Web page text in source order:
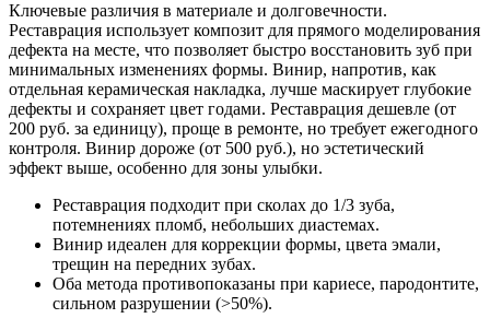
Ключевые различия в материале и долговечности.
Реставрация использует композит для прямого моделирования
дефекта на месте, что позволяет быстро восстановить зуб при
минимальных изменениях формы. Винир, напротив, как
отдельная керамическая накладка, лучше маскирует глубокие
дефекты и сохраняет цвет годами. Реставрация дешевле (от
200 руб. за единицу), проще в ремонте, но требует ежегодного
контроля. Винир дороже (от 500 руб.), но эстетический
эффект выше, особенно для зоны улыбки.
Реставрация подходит при сколах до 1/3 зуба,
потемнениях пломб, небольших диастемах.
Винир идеален для коррекции формы, цвета эмали,
трещин на передних зубах.
Оба метода противопоказаны при кариесе, пародонтите,
сильном разрушении (>50%).